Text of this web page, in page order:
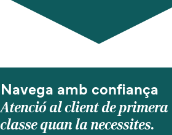
Navega amb confiança
Atenció al client de primera
classe quan la necessites.